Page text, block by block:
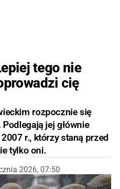
tego nie
cię
rozpocznie się
jej głównie
r., którzy staną przed
tylko oni.
2026, 07:50